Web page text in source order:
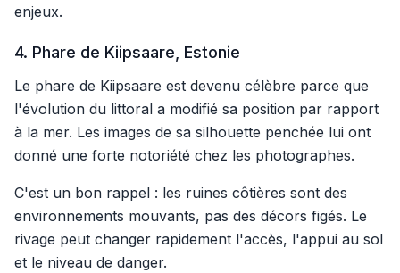
enjeux.
4. Phare de Kiipsaare, Estonie
Le phare de Kiipsaare est devenu célèbre parce que
l'évolution du littoral a modifié sa position par rapport
à la mer. Les images de sa silhouette penchée lui ont
donné une forte notoriété chez les photographes.
C'est un bon rappel : les ruines côtières sont des
environnements mouvants, pas des décors figés. Le
rivage peut changer rapidement l'accès, l'appui au sol
et le niveau de danger.